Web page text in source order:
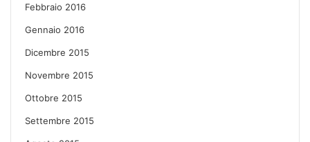
Febbraio 2016
Gennaio 2016
Dicembre 2015
Novembre 2015
Ottobre 2015
Settembre 2015